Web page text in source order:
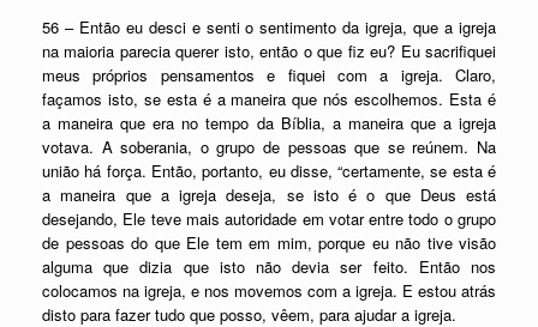
56 – Então eu desci e senti o sentimento da igreja, que a igreja
na maioria parecia querer isto, então o que fiz eu? Eu sacrifiquei
meus próprios pensamentos e fiquei com a igreja. Claro,
façamos isto, se esta é a maneira que nós escolhemos. Esta é
a maneira que era no tempo da Bíblia, a maneira que a igreja
votava. A soberania, o grupo de pessoas que se reúnem. Na
união há força. Então, portanto, eu disse, “certamente, se esta é
a maneira que a igreja deseja, se isto é o que Deus está
desejando, Ele teve mais autoridade em votar entre todo o grupo
de pessoas do que Ele tem em mim, porque eu não tive visão
alguma que dizia que isto não devia ser feito. Então nos
colocamos na igreja, e nos movemos com a igreja. E estou atrás
disto para fazer tudo que posso, vêem, para ajudar a igreja.